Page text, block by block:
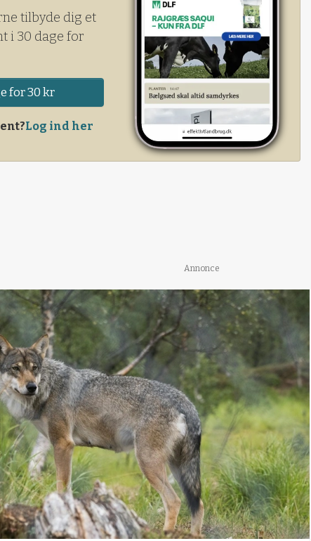
tilbyde dig et
i 30 dage for
for 30 kr
Log ind her
Annonce